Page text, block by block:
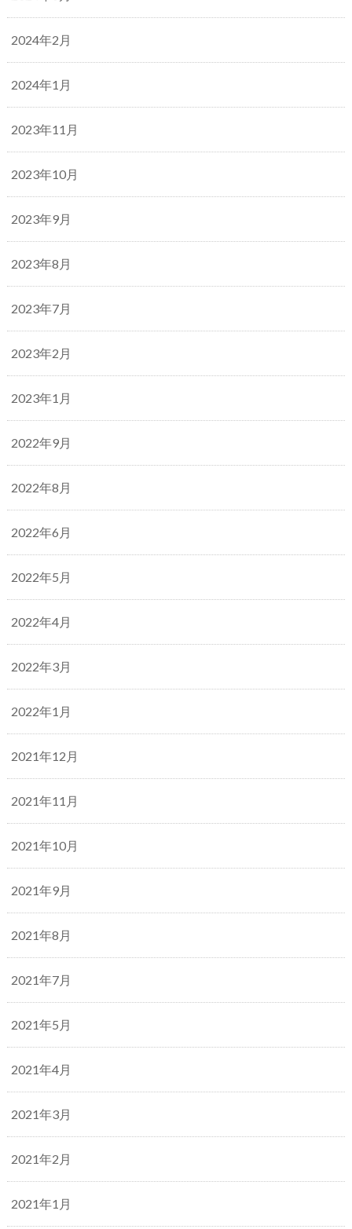
2024年2月
2024年1月
2023年11月
2023年10月
2023年9月
2023年8月
2023年7月
2023年2月
2023年1月
2022年9月
2022年8月
2022年6月
2022年5月
2022年4月
2022年3月
2022年1月
2021年12月
2021年11月
2021年10月
2021年9月
2021年8月
2021年7月
2021年5月
2021年4月
2021年3月
2021年2月
2021年1月